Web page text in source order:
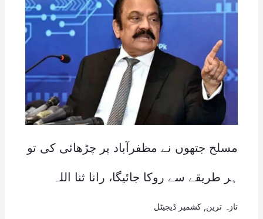
مسلح جتھوں نے مظفرآباد پر چڑھائی کی تو
ہر طریقے سے روکا جائیگا، رانا ثنا اللہ
تازہ ترین کشمیر ڈیجیٹل